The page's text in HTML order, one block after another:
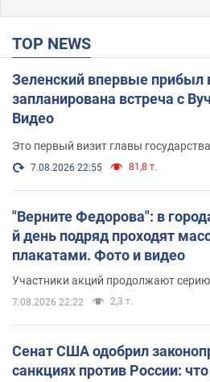
TOP NEWS
Зеленский впервые прибыл
запланирована встреча с
Видео
Это первый визит главы
7.08.2026 22:55 81,8 т.
"Верните Федорова": в
й день подряд проходят
плакатами. Фото и видео
Участники акций продолжают
7.08.2026 22:22 2,3 т.
Сенат США одобрил
санкциях против России: